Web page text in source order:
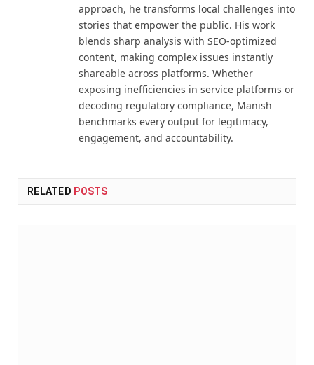
approach, he transforms local challenges into
stories that empower the public. His work
blends sharp analysis with SEO-optimized
content, making complex issues instantly
shareable across platforms. Whether
exposing inefficiencies in service platforms or
decoding regulatory compliance, Manish
benchmarks every output for legitimacy,
engagement, and accountability.
RELATED POSTS